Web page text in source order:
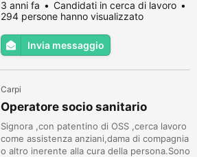
annuncio Astenersi Perditempo
3 anni fa
Candidati in cerca di lavoro
294 persone hanno visualizzato
Invia messaggio
Carpi
Operatore socio sanitario
Signora ,con patentino di OSS ,cerca lavoro
come assistenza anziani,dama di compagnia
o altro inerente alla cura della persona.Sono